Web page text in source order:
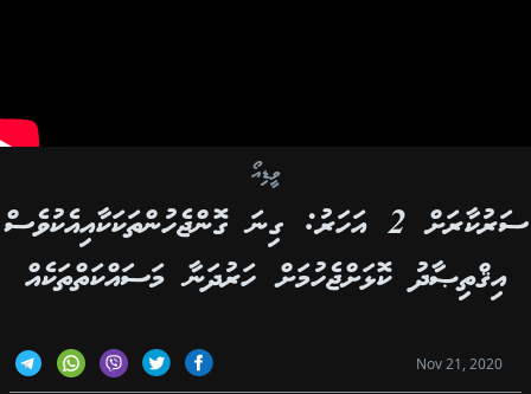
ވީޑިއޯ
ސަރުކާރަށް 2 އަހަރު: ގިނަ ގޮންޖެހުންތަކަކާއިއެކުވެސް
އިޤްތިޞާދު ކޮޅަށްޖެހުމަށް ހަރުދަނާ މަސައްކަތްތަކެއް
Nov 21, 2020